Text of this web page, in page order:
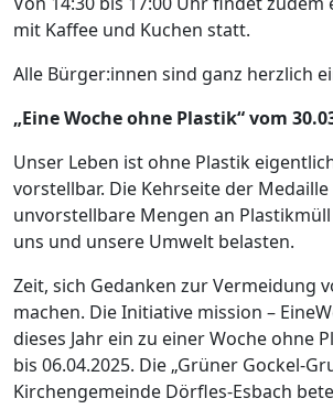
mit Kaffee und Kuchen statt.
Alle Bürger:innen sind ganz herzlich
„Eine Woche ohne Plastik“ vom
Unser Leben ist ohne Plastik
vorstellbar. Die Kehrseite der
unvorstellbare Mengen an
uns und unsere Umwelt belasten.
Zeit, sich Gedanken zur Vermeidung
machen. Die Initiative mission –
dieses Jahr ein zu einer Woche ohne
bis 06.04.2025. Die „Grüner Gockel-
Kirchengemeinde Dörfles-Esbach